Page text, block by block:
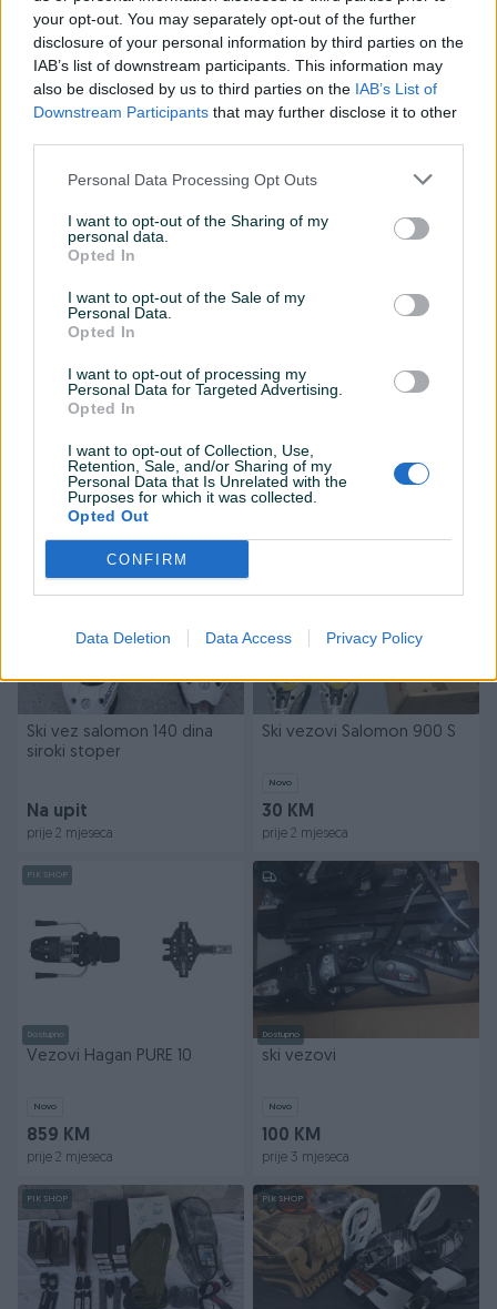
your opt-out. You may separately opt-out of the further
disclosure of your personal information by third parties on the
IAB’s list of downstream participants. This information may
also be disclosed by us to third parties on the IAB’s List of
Downstream Participants that may further disclose it to other
Personal Data Processing Opt Outs
I want to opt-out of the Sharing of my
personal data.
Opted In
I want to opt-out of the Sale of my
Personal Data.
Opted In
I want to opt-out of processing my
Personal Data for Targeted Advertising.
Opted In
I want to opt-out of Collection, Use,
Retention, Sale, and/or Sharing of my
Personal Data that Is Unrelated with the
Purposes for which it was collected.
Opted Out
CONFIRM
Data Deletion Data Access Privacy Policy
Vez za skije
prije 2 mjeseca
Ski vezovi LOOK
prije 2 mjeseca
Vez za skije Rossignol nov
100 KM
prije 2 mjeseca
Na upit
Ski vez salomon 140 dina
siroki stoper
Na upit
prije 2 mjeseca
Ski vezovi Salomon 900 S
Novo
30 KM
prije 2 mjeseca
PIK SHOP
Dostupno
Vezovi Hagan PURE 10
Novo
859 KM
prije 2 mjeseca
Dostupno
ski vezovi
Novo
100 KM
prije 3 mjeseca
PIK SHOP PIK SHOP